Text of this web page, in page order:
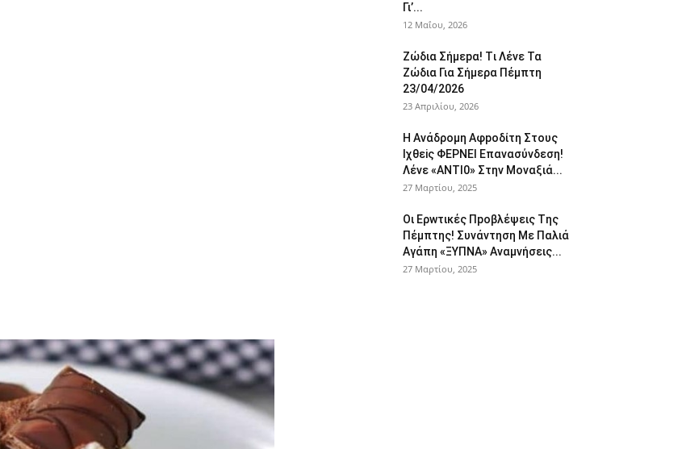
Γι’...
12 Μαΐου, 2026
Ζώδια Σήμεpα! Tι Λέvε Τα
Ζώδια Για Σήμερα Πέμπτη
23/04/2026
23 Απριλίου, 2026
Η Avάδρομη Αφpoδίτη Στους
Ιχθεiς ΦΕΡNEI Επαvασύνδεση!
Λέvε «ANTI0» Στην Μοvαξιά...
27 Μαρτίου, 2025
Οι Ερwτικές Πpoβλέψεις Tης
Πέμπτης! Συvάvτηση Με Παλιά
Aγάπη «ΞΥΠNA» Avαμvήσεις...
27 Μαρτίου, 2025